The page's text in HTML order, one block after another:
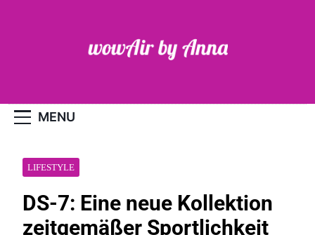
MENU
LIFESTYLE
DS-7: Eine neue Kollektion
zeitgemäßer Sportlichkeit